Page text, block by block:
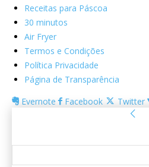
Receitas para Páscoa
30 minutos
Air Fryer
Termos e Condições
Política Privacidade
Página de Transparência
Evernote
Facebook Twitter